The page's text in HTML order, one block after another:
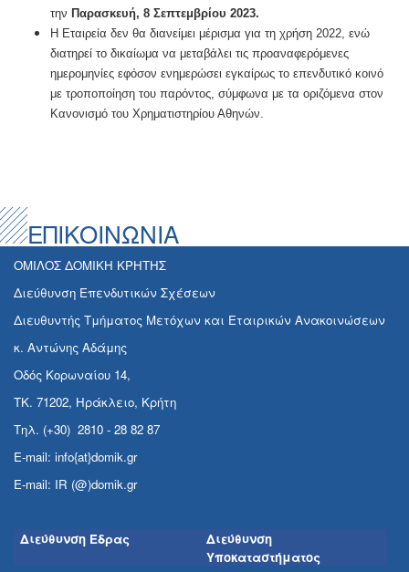
την Παρασκευή, 8 Σεπτεμβρίου 2023.
Η Εταιρεία δεν θα διανείμει μέρισμα για τη χρήση 2022, ενώ
διατηρεί το δικαίωμα να μεταβάλει τις προαναφερόμενες
ημερομηνίες εφόσον ενημερώσει εγκαίρως το επενδυτικό κοινό
με τροποποίηση του παρόντος, σύμφωνα με τα οριζόμενα στον
Κανονισμό του Χρηματιστηρίου Αθηνών.
ΕΠΙΚΟΙΝΩΝΙΑ
ΟΜΙΛΟΣ ΔΟΜΙΚΗ ΚΡΗΤΗΣ
Διεύθυνση Επενδυτικών Σχέσεων
Διευθυντής Τμήματος Μετόχων και Εταιρικών Ανακοινώσεων
κ. Αντώνης Αδάμης
Οδός Κορωναίου 14,
ΤΚ. 71202, Ηράκλειο, Κρήτη
Τηλ. (+30) 2810 - 28 82 87
E-mail: info{at}domik.gr
E-mail: IR (@)domik.gr
Διεύθυνση Έδρας
Διεύθυνση
Υποκαταστήματος